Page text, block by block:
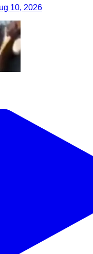
10, 2026